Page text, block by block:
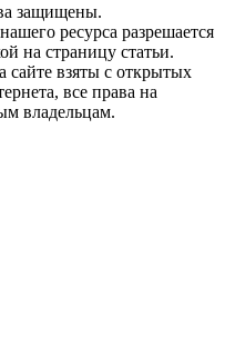
защищены.
ресурса разрешается
на страницу статьи.
сайте взяты с открытых
все права на
владельцам.